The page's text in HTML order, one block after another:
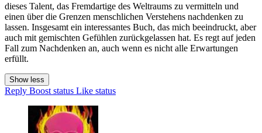
dieses Talent, das Fremdartige des Weltraums zu vermitteln und
einen über die Grenzen menschlichen Verstehens nachdenken zu
lassen. Insgesamt ein interessantes Buch, das mich beeindruckt, aber
auch mit gemischten Gefühlen zurückgelassen hat. Es regt auf jeden
Fall zum Nachdenken an, auch wenn es nicht alle Erwartungen
erfüllt.
Show less
Reply Boost status Like status